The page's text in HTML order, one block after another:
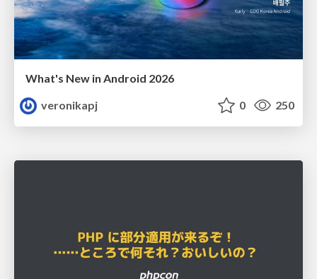
What's New in Android 2026
veronikapj
0 250